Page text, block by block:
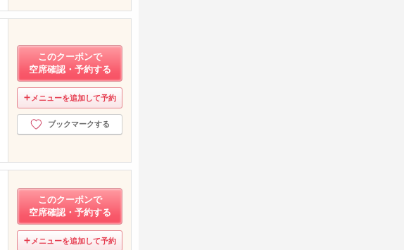
このクーポンで
空席確認・予約する
メニューを追加して予約
ブックマークする
このクーポンで
空席確認・予約する
メニューを追加して予約